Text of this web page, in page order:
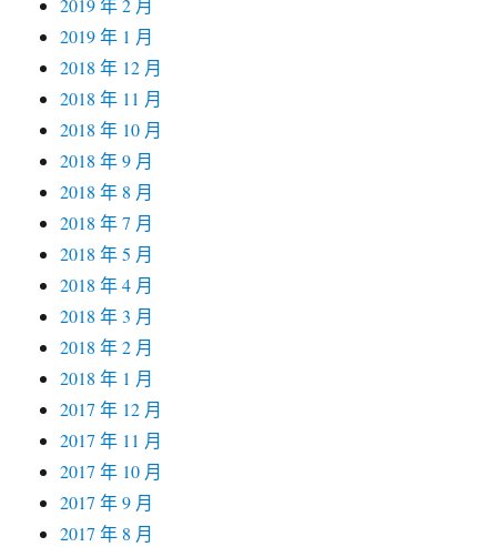
2019 年 2 月
2019 年 1 月
2018 年 12 月
2018 年 11 月
2018 年 10 月
2018 年 9 月
2018 年 8 月
2018 年 7 月
2018 年 5 月
2018 年 4 月
2018 年 3 月
2018 年 2 月
2018 年 1 月
2017 年 12 月
2017 年 11 月
2017 年 10 月
2017 年 9 月
2017 年 8 月